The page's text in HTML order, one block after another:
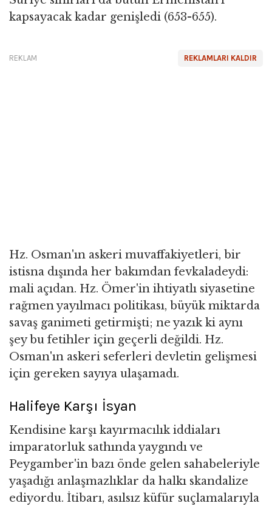
kapsayacak kadar genişledi (653-655).
REKLAMLARI KALDIR
REKLAM
Hz. Osman'ın askeri muvaffakiyetleri, bir
istisna dışında her bakımdan fevkaladeydi:
mali açıdan. Hz. Ömer'in ihtiyatlı siyasetine
rağmen yayılmacı politikası, büyük miktarda
savaş ganimeti getirmişti; ne yazık ki aynı
şey bu fetihler için geçerli değildi. Hz.
Osman'ın askeri seferleri devletin gelişmesi
için gereken sayıya ulaşamadı.
Halifeye Karşı İsyan
Kendisine karşı kayırmacılık iddiaları
imparatorluk sathında yaygındı ve
Peygamber'in bazı önde gelen sahabeleriyle
yaşadığı anlaşmazlıklar da halkı skandalize
ediyordu. İtibarı, asılsız küfür suçlamalarıyla